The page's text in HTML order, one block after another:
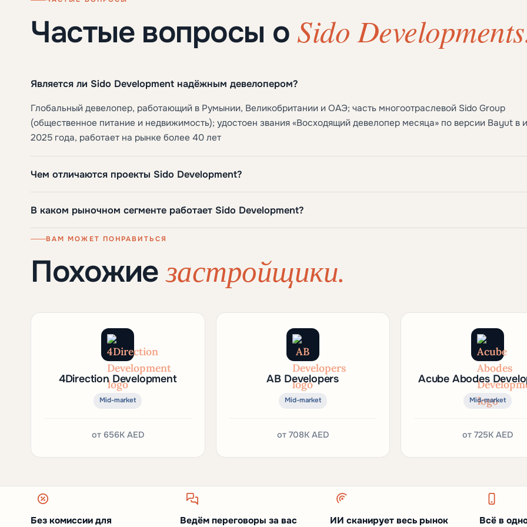
Частые вопросы о Sido
Является ли Sido Development надёжным девелопером?
Глобальный девелопер, работающий в Румынии, Великобритании и ОАЭ; часть многоотраслевой Sido Group
(общественное питание и недвижимость); удостоен звания «Восходящий девелопер месяца» по версии Bayut в
2025 года, работает на рынке более 40 лет
Чем отличаются проекты Sido Development?
В каком рыночном сегменте работает Sido Development?
ВАМ МОЖЕТ ПОНРАВИТЬСЯ
Похожиезастройщики.
4Direction Development
Mid-market
от 656K AED
AB Developers
Mid-market
от 708K AED
Acube Abodes
Mid-market
от725K AED
Без комиссии для
Ведём переговоры за вас ИИ сканирует весь рынок Всё в